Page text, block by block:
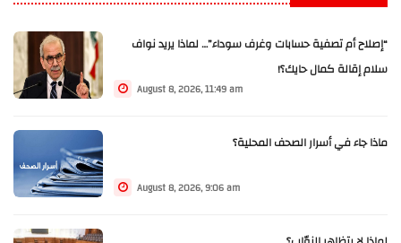
“إصلاح أم تصفية حسابات وغرف سوداء”… لماذا يريد نواف
سلام إقالة كمال حايك؟!
August 8, 2026, 11:49 am
ماذا جاء في أسرار الصحف المحلية؟
August 8, 2026, 9:06 am